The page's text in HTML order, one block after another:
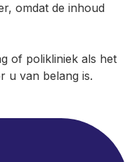
omdat de inhoud
of polikliniek als het
u van belang is.